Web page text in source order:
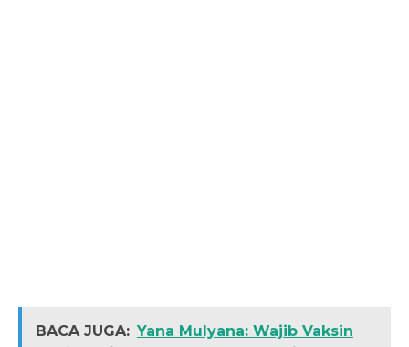
BACA JUGA: Yana Mulyana: Wajib Vaksin